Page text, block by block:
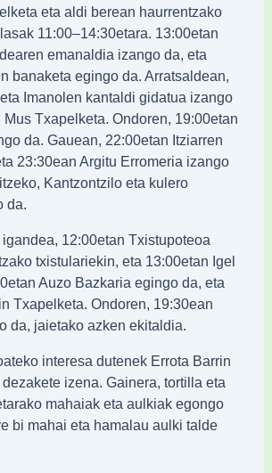
eta aldi berean haurrentzako
11:00–14:30etara. 13:00etan
emanaldia izango da, eta
banaketa egingo da. Arratsaldean,
Imanolen kantaldi gidatua izango
Txapelketa. Ondoren, 19:00etan
da. Gauean, 22:00etan Itziarren
23:30ean Argitu Erromeria izango
Kantzontzilo eta kulero
da.
12:00etan Txistupoteoa
txistulariekin, eta 13:00etan Igel
Auzo Bazkaria egingo da, eta
Txapelketa. Ondoren, 19:30ean
da, jaietako azken ekitaldia.
interesa dutenek Errota Barrin
izena. Gainera, tortilla eta
mahaiak eta aulkiak egongo
bi mahai eta hamalau aulki talde